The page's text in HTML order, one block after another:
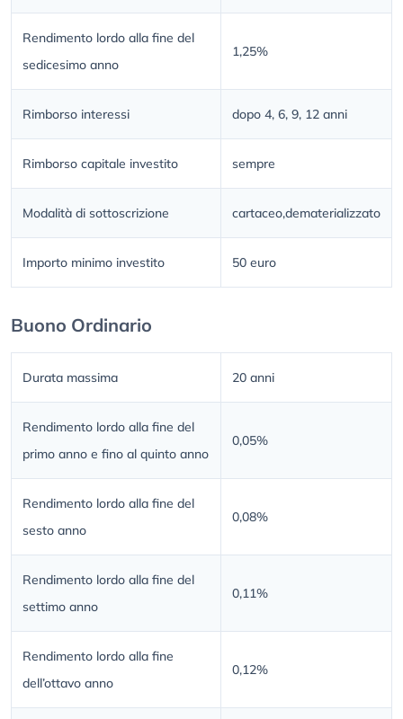
Rendimento lordo alla fine del
sedicesimo anno
1,25%
Rimborso interessi dopo 4, 6, 9, 12 anni
Rimborso capitale investito sempre
Modalità di sottoscrizione cartaceo,dematerializzato
Importo minimo investito 50 euro
Buono Ordinario
Durata massima 20 anni
Rendimento lordo alla fine del
primo anno e fino al quinto anno
0,05%
Rendimento lordo alla fine del
sesto anno
0,08%
Rendimento lordo alla fine del
settimo anno
0,11%
Rendimento lordo alla fine
dell’ottavo anno
0,12%